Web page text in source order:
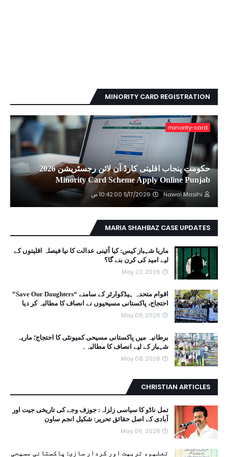
MINORITY CARD REGISTRATION
minority-card
حکومتِ پنجاب اقلیتی کارڈ آن لائن رجسٹریشن 2026
Minority Card Scheme Apply Online Punjab
Nawai Masihi 5/17/2026 10:42:00 ص
MARIA SHAHBAZ CASE UPDATES
ماریا شہباز کیس: کیا آئینی عدالت کا نیا فیصلہ اقلیتوں کے
لیے امید کی کرن بنے گا؟
May 22, 2026
اقوام متحدہ ہیڈکوارٹر کے سامنے “Save Our Daughters”
احتجاج، پاکستانی مسیحیوں نے انصاف کا مطالبہ کر دیا
May 08, 2026
برطانیہ میں پاکستانی مسیحی کمیونٹی کا احتجاج؛ ماریہ
شہباز کے لیے انصاف کا مطالبہ۔
May 08, 2026
CHRISTIAN ARTICLES
تمل ناڈو کا سیاسی زلزلہ: جوزف وجے کی تاریخی جیت اور
آبادی کے اصل حقائق تحریر: شکیل انجم ساون
May 06, 2026
تعلیم، تربیت اور کردار سازی: پاکستانی مسیحی